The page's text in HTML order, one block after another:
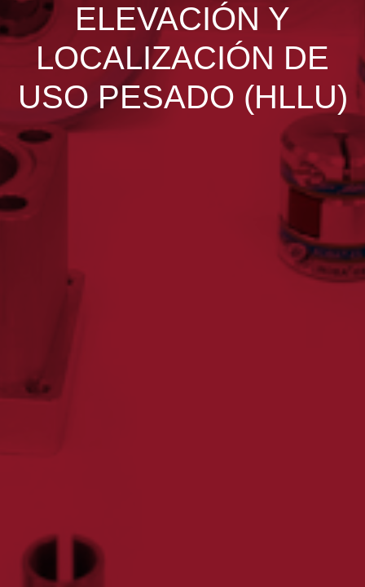
ELEVACIÓN Y
LOCALIZACIÓN DE
USO PESADO (HLLU)